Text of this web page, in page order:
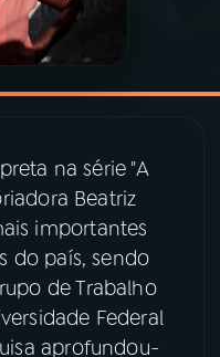
na série "A
Beatriz
importantes
do país, sendo
de Trabalho
Federal
aprofundou-